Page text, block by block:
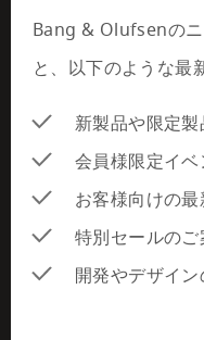
Bang & Olufsenのニ
と、以下のような最
新製品や限定
会員様限定イ
お客様向けの
特別セールのご
開発やデザイ